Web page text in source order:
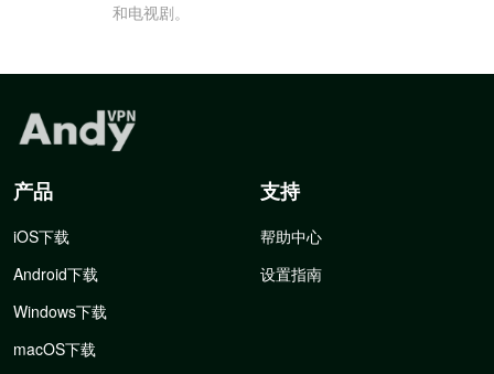
和电视剧。
产品
iOS下载
Android下载
Windows下载
macOS下载
支持
帮助中心
设置指南